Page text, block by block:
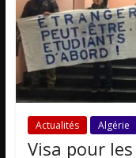
Actualités Algérie
Visa pour